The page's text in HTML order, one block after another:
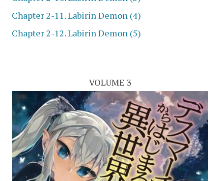
Chapter 2-11. Labirin Demon (4)
Chapter 2-12. Labirin Demon (5)
VOLUME 3